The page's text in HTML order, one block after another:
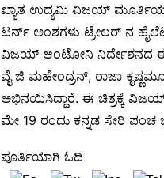
ಖ್ಯಾತ ಉದ್ಯಮಿ ವಿಜಯ್
ಟರ್ನ್ ಅಂಶಗಳು ಟ್ರೇಲರ್ ನ
ವಿಜಯ್ ಆಂಟೋನಿ ನಿರ್ದೇಶನದ ಈ
ವೈ ಜಿ ಮಹೇಂದ್ರನ್, ರಾಜಾ
ಅಭಿನಯಿಸಿದ್ದಾರೆ. ಈ ಚಿತ್ರಕ್ಕೆ
ಮೇ 19 ರಂದು ಕನ್ನಡ ಸೇರಿ ಪಂಚ
ಪೂರ್ತಿಯಾಗಿ ಓದಿ